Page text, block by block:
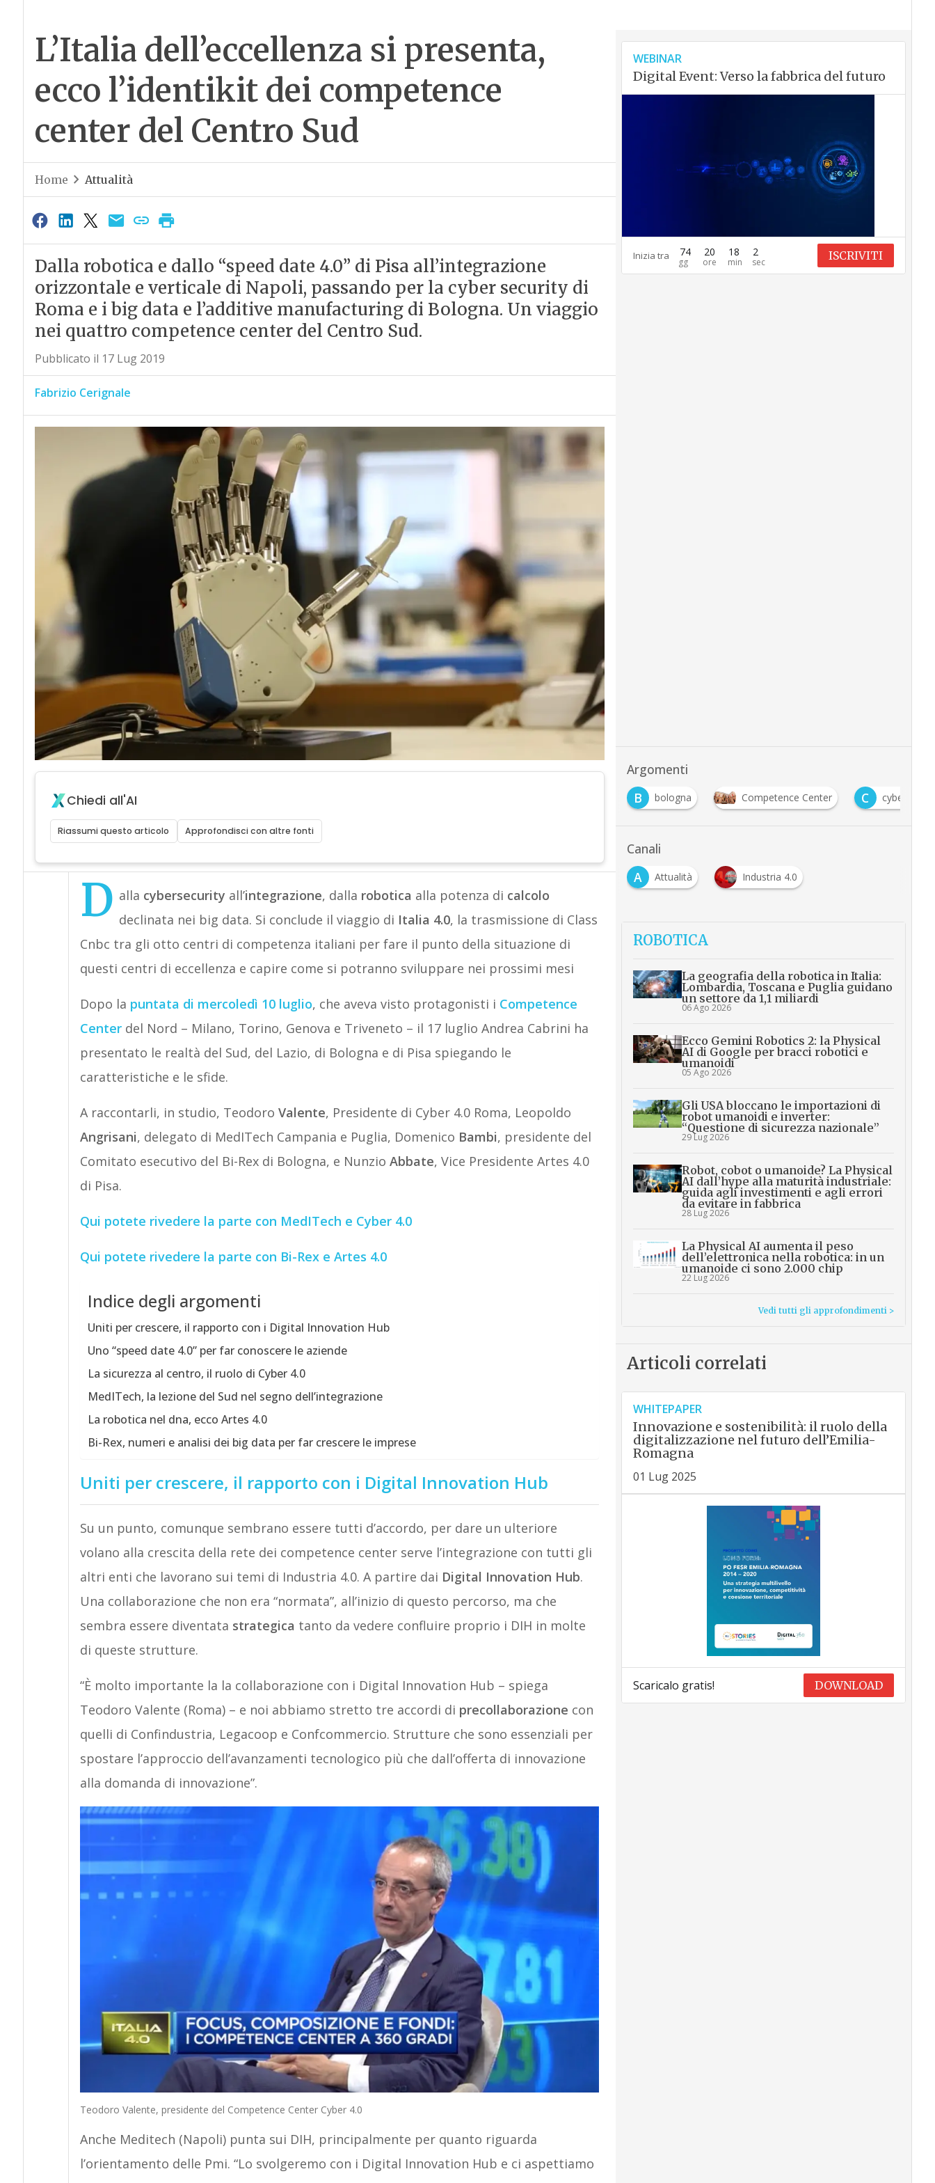
L’Italia dell’eccellenza si presenta,
ecco l’identikit dei competence
center del Centro Sud
Home Attualità
Dalla robotica e dallo “speed date 4.0” di Pisa all’integrazione
orizzontale e verticale di Napoli, passando per la cyber security di
Roma e i big data e l’additive manufacturing di Bologna. Un viaggio
nei quattro competence center del Centro Sud.
Pubblicato il 17 Lug 2019
Fabrizio Cerignale
Chiedi all'AI
Riassumi questo articolo Approfondisci con altre fonti
D alla cybersecurity all’integrazione, dalla robotica alla potenza di calcolo
declinata nei big data. Si conclude il viaggio di Italia 4.0, la trasmissione di Class
Cnbc tra gli otto centri di competenza italiani per fare il punto della situazione di
questi centri di eccellenza e capire come si potranno sviluppare nei prossimi mesi
Dopo la puntata di mercoledì 10 luglio, che aveva visto protagonisti i Competence
Centerdel Nord – Milano, Torino, Genova e Triveneto – il 17 luglio Andrea Cabrini ha
presentato le realtà del Sud, del Lazio, di Bologna e di Pisa spiegando le
caratteristiche e le sfide.
A raccontarli, in studio, Teodoro Valente, Presidente di Cyber 4.0 Roma, Leopoldo
Angrisani, delegato di MedITech Campania e Puglia, Domenico Bambi, presidente del
Comitato esecutivo del Bi-Rex di Bologna, e Nunzio Abbate, Vice Presidente Artes 4.0
di Pisa.
Qui potete rivedere la parte con MedITech e Cyber 4.0
Qui potete rivedere la parte con Bi-Rex e Artes 4.0
Indice degli argomenti
Uniti per crescere, il rapporto con i Digital Innovation Hub
Uno “speed date 4.0” per far conoscere le aziende
La sicurezza al centro, il ruolo di Cyber 4.0
MedITech, la lezione del Sud nel segno dell’integrazione
La robotica nel dna, ecco Artes 4.0
Bi-Rex, numeri e analisi dei big data per far crescere le imprese
Uniti per crescere, il rapporto con i Digital Innovation Hub
Su un punto, comunque sembrano essere tutti d’accordo, per dare un ulteriore
volano alla crescita della rete dei competence center serve l’integrazione con tutti gli
altri enti che lavorano sui temi di Industria 4.0. A partire dai Digital Innovation Hub.
Una collaborazione che non era “normata”, all’inizio di questo percorso, ma che
sembra essere diventata strategica tanto da vedere confluire proprio i DIH in molte
di queste strutture.
“È molto importante la la collaborazione con i Digital Innovation Hub – spiega
Teodoro Valente (Roma) – e noi abbiamo stretto tre accordi di precollaborazione con
quelli di Confindustria, Legacoop e Confcommercio. Strutture che sono essenziali per
spostare l’approccio dell’avanzamenti tecnologico più che dall’offerta di innovazione
alla domanda di innovazione”.
Teodoro Valente, presidente del Competence Center Cyber 4.0
Anche Meditech (Napoli) punta sui DIH, principalmente per quanto riguarda
l’orientamento delle Pmi. “Lo svolgeremo con i Digital Innovation Hub e ci aspettiamo
WEBINAR
Digital Event: Verso la fabbrica del futuro
Inizia tra 74 20 18 1 ISCRIVITI
Argomenti
B bologna Competence Center C cyber 4.0
Canali
A
Attualità Industria 4.0
ROBOTICA
La geografia della robotica in Italia:
Lombardia, Toscana e Puglia guidano
un settore da 1,1 miliardi
06 Ago 2026
Ecco Gemini Robotics 2: la Physical
AI di Google per bracci robotici e
umanoidi
05 Ago 2026
Gli USA bloccano le importazioni di
robot umanoidi e inverter:
“Questione di sicurezza nazionale”
29 Lug 2026
Robot, cobot o umanoide? La Physical
AI dall’hype alla maturità industriale:
guida agli investimenti e agli errori
da evitare in fabbrica
28 Lug 2026
La Physical AI aumenta il peso
dell’elettronica nella robotica: in un
umanoide ci sono 2.000 chip
22 Lug 2026
Vedi tutti gli approfondimenti >
Articoli correlati
WHITEPAPER
Innovazione e sostenibilità: il ruolo della
digitalizzazione nel futuro dell’Emilia-
Romagna
01 Lug 2025
Scaricalo gratis! DOWNLOAD